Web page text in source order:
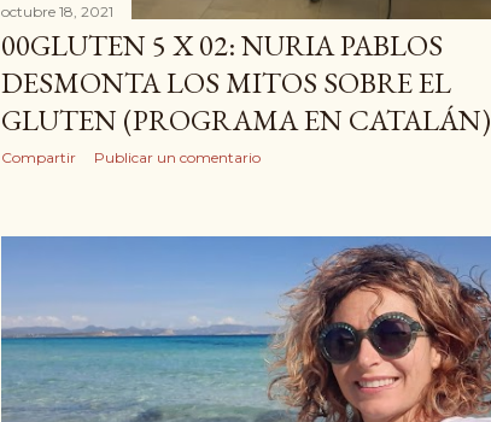
octubre 18, 2021
00GLUTEN 5 X 02: NURIA PABLOS
DESMONTA LOS MITOS SOBRE EL
GLUTEN (PROGRAMA EN CATALÁN)
Compartir Publicar un comentario